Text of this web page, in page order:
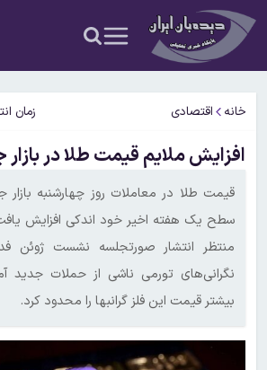
خانه اقتصادی زمان
افزایش ملایم قیمت طلا در بازار
قیمت طلا در معاملات روز چهارشنبه بازار
سطح یک هفته اخیر خود اندکی افزایش یافت،
منتظر انتشار صورتجلسه نشست ژوئن
نگرانی‌های تورمی ناشی از حملات جدید
بیشتر قیمت این فلز گرانبها را محدود کرد.